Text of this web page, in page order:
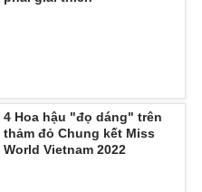
4 Hoa hậu "đọ dáng" trên
thảm đỏ Chung kết Miss
World Vietnam 2022